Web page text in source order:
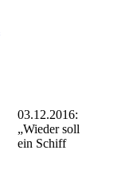
03.12.2016:
„Wieder soll
ein Schiff